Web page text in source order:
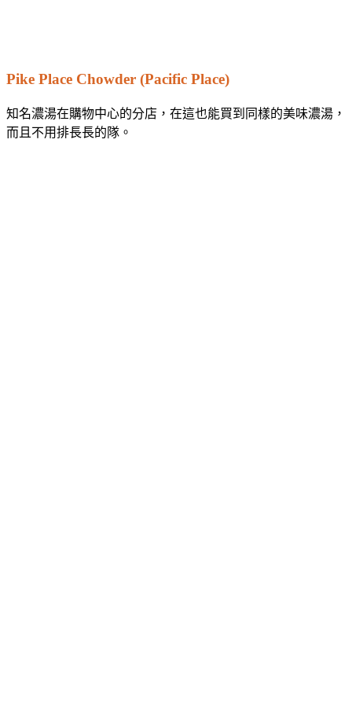
Pike Place Chowder (Pacific Place)
知名濃湯在購物中心的分店，在這也能買到同樣的美味濃湯，
而且不用排長長的隊。